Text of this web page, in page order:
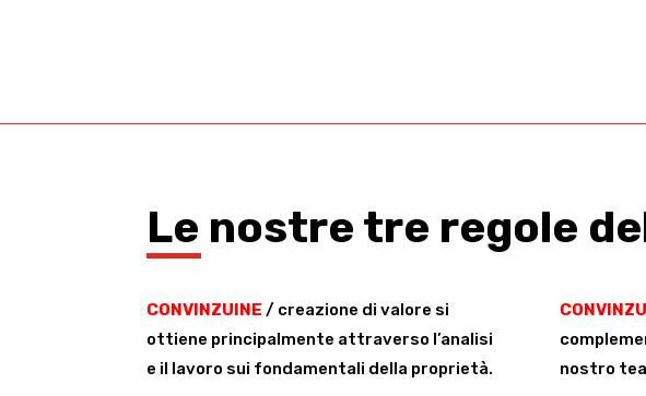
Le nostre tre regole
CONVINZUINE / creazione di valore si
ottiene principalmente attraverso l’analisi
e il lavoro sui fondamentali della proprietà.
nostro